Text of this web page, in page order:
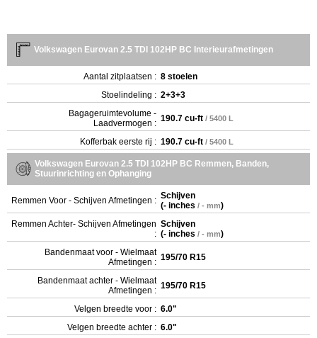
Volkswagen Eurovan 2.5 TDI 102HP BC Interieurafmetingen
Aantal zitplaatsen : 8 stoelen
Stoelindeling : 2+3+3
Bagageruimtevolume -
Laadvermogen : 190.7 cu-ft / 5400 L
Kofferbak eerste rij : 190.7 cu-ft / 5400 L
Volkswagen Eurovan 2.5 TDI 102HP BC Remmen, Banden,
Stuurinrichting en Ophanging
Remmen Voor - Schijven Afmetingen : Schijven
(- inches / - mm)
Remmen Achter- Schijven Afmetingen
:
Schijven
(- inches / - mm)
Bandenmaat voor - Wielmaat
Afmetingen : 195/70 R15
Bandenmaat achter - Wielmaat
Afmetingen : 195/70 R15
Velgen breedte voor : 6.0"
Velgen breedte achter : 6.0"